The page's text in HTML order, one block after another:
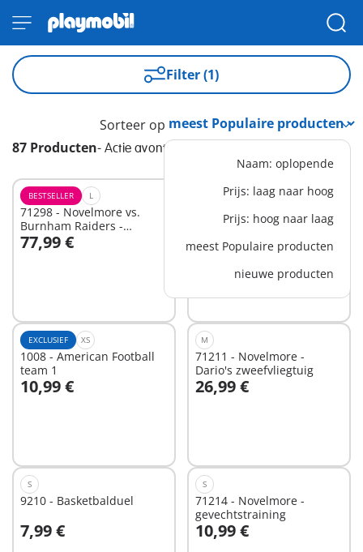
Filter (1)
87 Producten- Actie avontuur
Sorteer op
Naam: oplopende
Prijs: laag naar hoog
Prijs: hoog naar laag
meest Populaire producten
nieuwe producten
BESTSELLER L
71298 - Novelmore vs.
Burnham Raiders -
Toernooi arena
77,99 €
EXCLUSIEF L
70960 - Sportpark
39,99 €
beschikbaar
EXCLUSIEF XS
1008 - American Football
team 1
10,99 €
M
71211 - Novelmore -
Dario's zweefvliegtuig
26,99 €
S
9210 - Basketbalduel
7,99 €
S
71214 - Novelmore -
gevechtstraining
10,99 €